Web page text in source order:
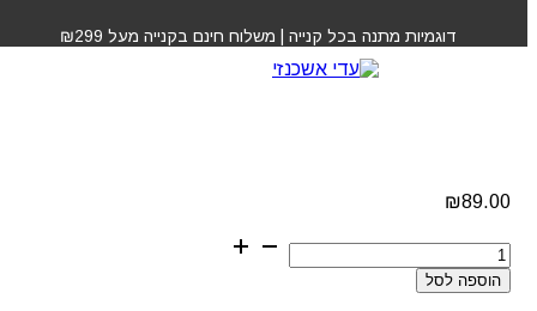
דוגמיות מתנה בכל קנייה | משלוח חינם בקנייה מעל ₪299
מסכה טיפולית ללא
₪89.00
כמות
של
מסכה
הוספה לסל